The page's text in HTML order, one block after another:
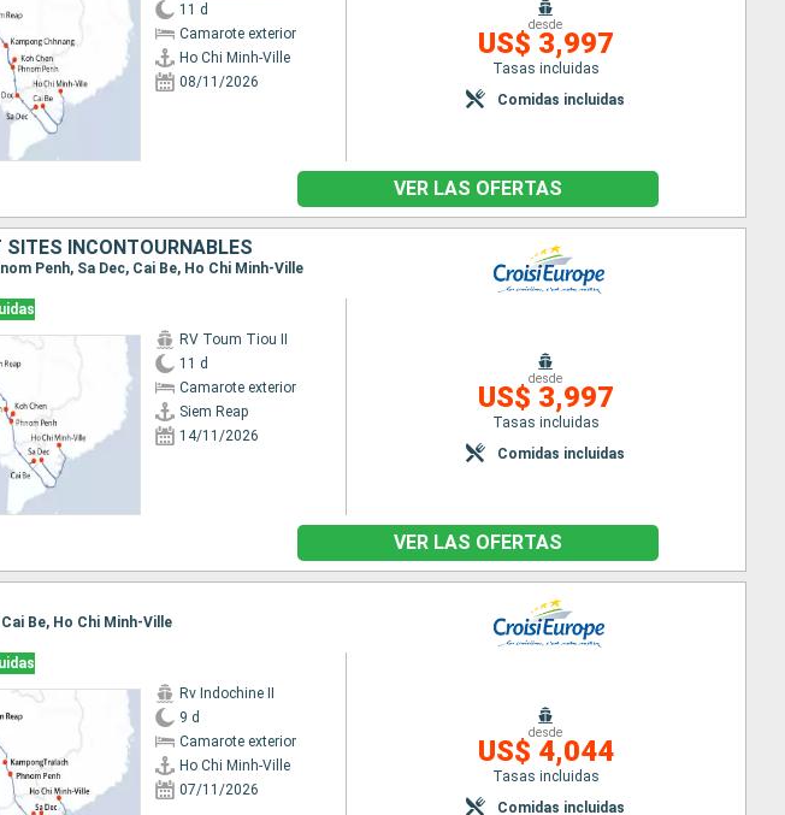
11 d
Camarote exterior
Ho Chi Minh-Ville
08/11/2026
desde
US$ 3,997
Tasas incluidas
Comidas incluidas
VER LAS OFERTAS
SITES INCONTOURNABLES
Penh, Sa Dec, Cai Be, Ho Chi Minh-Ville
RV Toum Tiou II
11 d
Camarote exterior
Siem Reap
14/11/2026
desde
US$ 3,997
Tasas incluidas
Comidas incluidas
VER LAS OFERTAS
Be, Ho Chi Minh-Ville
Rv Indochine II
9 d
Camarote exterior
Ho Chi Minh-Ville
07/11/2026
desde
US$ 4,044
Tasas incluidas
Comidas incluidas